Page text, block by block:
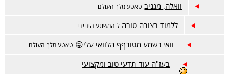
וואלה, מגניב טאטע מלך העולם
ללמוד בצורה טובה ל המשוגע היחידי
וואי נשמע מטורףף הלוואי עלי😜 טאטע מלך העולם
בעז"ה עוד תדעי טוב ומקצועי